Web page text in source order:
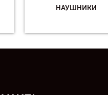
НАУШНИКИ